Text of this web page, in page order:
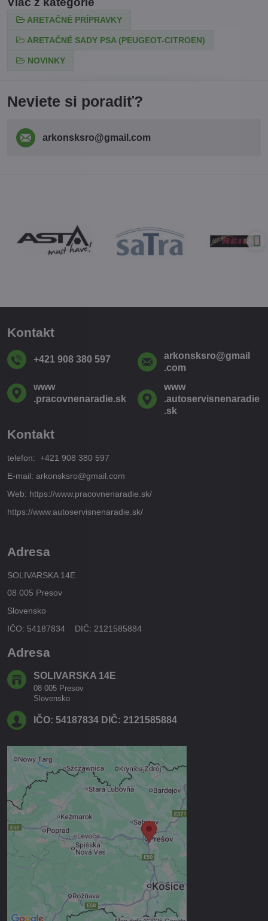
ARETAČNÉ PRÍPRAVKY
ARETAČNÉ SADY PSA (PEUGEOT-CITROEN)
NOVINKY
Neviete si poradiť?
arkonsksro​@gmail​.com
Kontakt
+421 908 380 597
arkonsksro​@gmail​
.com
www​
.pracovnenaradie​.sk
www​
.autoservisnenaradie​
.sk
Kontakt
telefon: +421 908 380 597
E-mail: arkonsksro@gmail.com
Web: https://www.pracovnenaradie.sk/
https://www.autoservisnenaradie.sk/
Adresa
SOLIVARSKA 14E
08 005 Presov
Slovensko
IČO: 54187834 DIČ: 2121585884
Adresa
SOLIVARSKA 14E
08 005 Presov
Slovensko
IČO: 54187834 DIČ: 2121585884
Externý obsah je blokovaný
Voľbami súkromia
Prajete si načítať externý obsah?
Povoliť tentokrát
Povoliť a zapamätať - súhlas s
druhom cookie: Funkčné
Otvoriť obsah v novom okne